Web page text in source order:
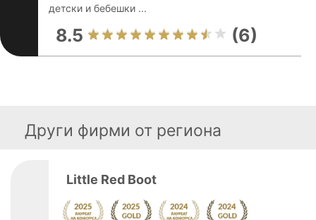
детски и бебешки ...
8.5 (6)
Други фирми от региона
Little Red Boot